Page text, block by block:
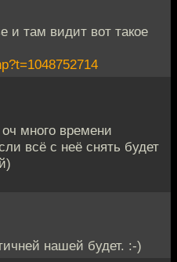
и там видит вот такое
много времени
всё с неё снять будет
нашей будет. :-)